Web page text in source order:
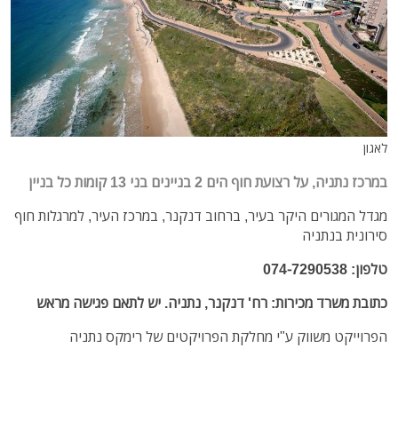
לאגון
במרכז נתניה, על רצועת חוף הים 2 בניינים בני 13 קומות כל בניין
מגדל המגורים היקר בעיר, ברחוב דנקנר, במרכז העיר, למרגלות חוף
סירונית בנתניה
טלפון: 074-7290538
כתובת משרד מכירות: רח' דנקנר, נתניה. יש לתאם פגישה מראש
הפרוייקט משווק ע"י מחלקת הפרויקטים של רימקס נתניה